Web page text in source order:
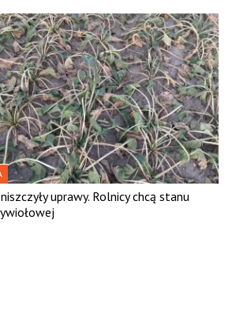
uprawy. Rolnicy chcą stanu